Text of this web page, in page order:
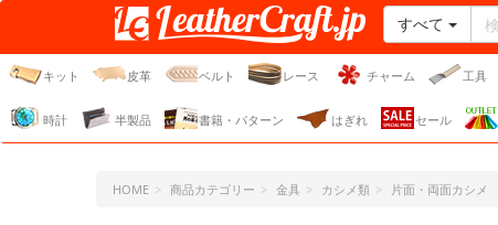
レザークラフト・ドット・
ジェーピー
すべて
キット 皮革 ベルト レース チャーム 工具
時計 半製品 書籍・パターン はぎれ セール
HOME 商品カテゴリー 金具 カシメ類 片面・両面カシメ